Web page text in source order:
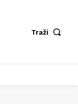
Traži